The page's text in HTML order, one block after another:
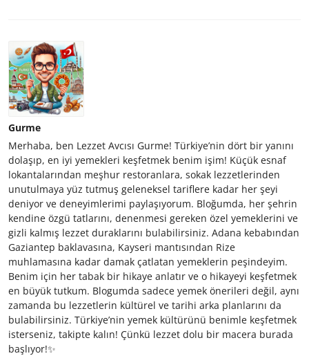
Gurme
Merhaba, ben Lezzet Avcısı Gurme! Türkiye’nin dört bir yanını
dolaşıp, en iyi yemekleri keşfetmek benim işim! Küçük esnaf
lokantalarından meşhur restoranlara, sokak lezzetlerinden
unutulmaya yüz tutmuş geleneksel tariflere kadar her şeyi
deniyor ve deneyimlerimi paylaşıyorum. Bloğumda, her şehrin
kendine özgü tatlarını, denenmesi gereken özel yemeklerini ve
gizli kalmış lezzet duraklarını bulabilirsiniz. Adana kebabından
Gaziantep baklavasına, Kayseri mantısından Rize
muhlamasına kadar damak çatlatan yemeklerin peşindeyim.
Benim için her tabak bir hikaye anlatır ve o hikayeyi keşfetmek
en büyük tutkum. Blogumda sadece yemek önerileri değil, aynı
zamanda bu lezzetlerin kültürel ve tarihi arka planlarını da
bulabilirsiniz. Türkiye’nin yemek kültürünü benimle keşfetmek
isterseniz, takipte kalın! Çünkü lezzet dolu bir macera burada
başlıyor!✨